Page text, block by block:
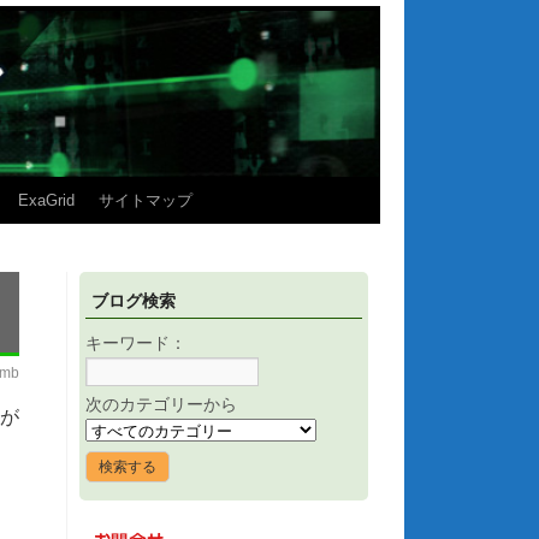
ExaGrid サイトマップ
ブログ検索
キーワード：
次のカテゴリーから